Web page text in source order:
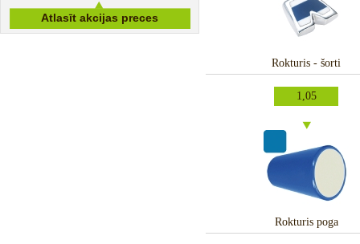
Rokturis - šorti
1,05
Rokturis poga